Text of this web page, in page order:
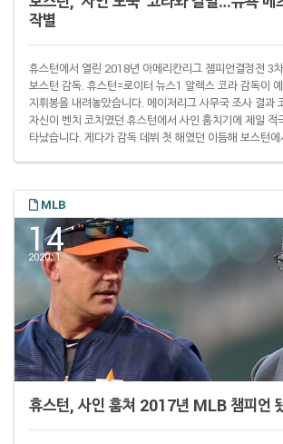
작별
휴스턴에서 열린 2018년 아메리칸리그 챔피언결정전 3
보스턴 감독. 휴스턴=로이터 뉴스1 알렉스 코라 감독이
지휘봉을 내려놓았습니다. 메이저리그 사무국 조사 결과
자신이 벤치 코치였던 휴스턴에서 사인 훔치기에 제일 적
타났습니다. 게다가 감독 데뷔 첫 해였던 이듬해 보스턴
Boston #RedSox and Alex Cora:
Red Sox (@RedSox) January 15, 2020 구..
MLB
14
2020. 1.
휴스턴, 사인 훔쳐 2017년 MLB 챔피언